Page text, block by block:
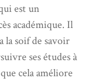
est un
académique. Il
la soif de savoir
ses études à
cela améliore